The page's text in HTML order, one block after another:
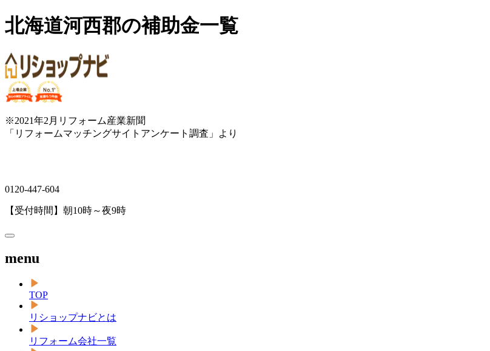
北海道河西郡の補助金一覧
※2021年2月リフォーム産業新聞
「リフォームマッチングサイトアンケート調査」より
0120-447-604
【受付時間】朝10時～夜9時
menu
TOP
リショップナビとは
リフォーム会社一覧